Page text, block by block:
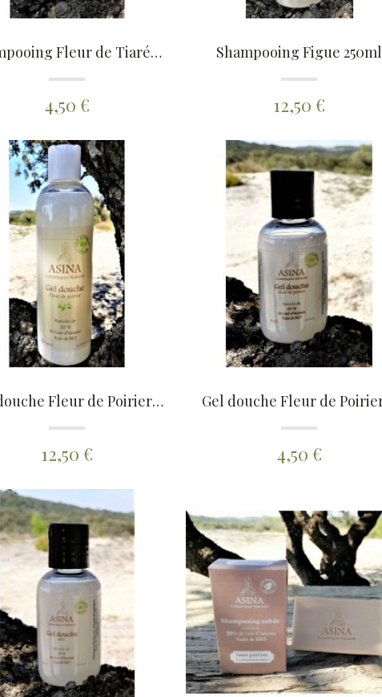
Shampooing Fleur de Tiaré 50ml
4,50 €
Shampooing Figue 250ml
12,50 €
Gel douche Fleur de Poirier 250ml
12,50 € 4,50 €